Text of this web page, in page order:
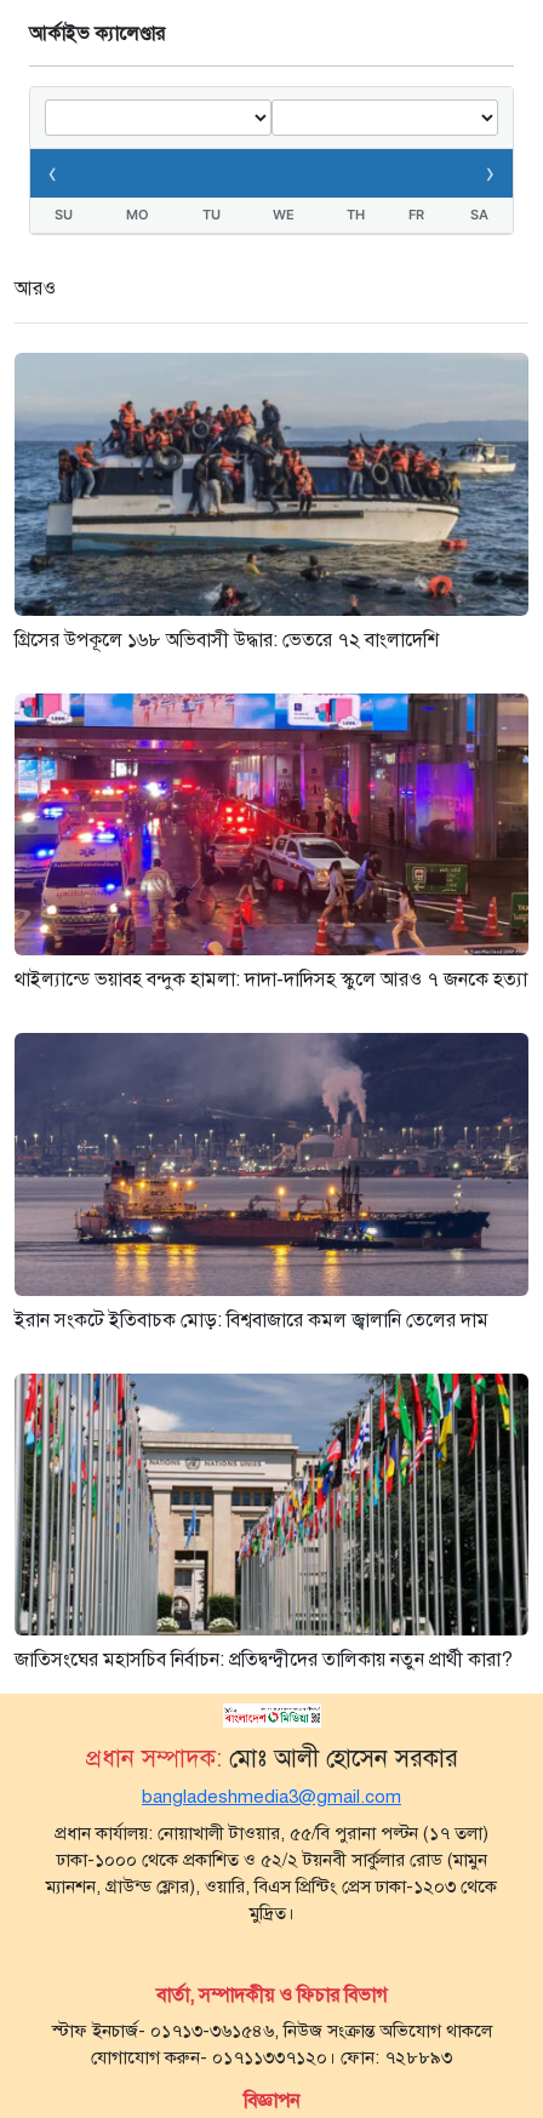
আর্কাইভ ক্যালেণ্ডার
‹ ›
SU MO TU WE TH FR SA
আরও
গ্রিসের উপকূলে ১৬৮ অভিবাসী উদ্ধার: ভেতরে ৭২ বাংলাদেশি
থাইল্যান্ডে ভয়াবহ বন্দুক হামলা: দাদা-দাদিসহ স্কুলে আরও ৭ জনকে হত্যা
ইরান সংকটে ইতিবাচক মোড়: বিশ্ববাজারে কমল জ্বালানি তেলের দাম
জাতিসংঘের মহাসচিব নির্বাচন: প্রতিদ্বন্দ্বীদের তালিকায় নতুন প্রার্থী কারা?
প্রধান সম্পাদক: মোঃ আলী হোসেন সরকার
bangladeshmedia3@gmail.com
প্রধান কার্যালয়: নোয়াখালী টাওয়ার, ৫৫/বি পুরানা পল্টন (১৭ তলা)
ঢাকা-১০০০ থেকে প্রকাশিত ও ৫২/২ টয়নবী সার্কুলার রোড (মামুন
ম্যানশন, গ্রাউন্ড ফ্লোর), ওয়ারি, বিএস প্রিন্টিং প্রেস ঢাকা-১২০৩ থেকে
মুদ্রিত।
বার্তা, সম্পাদকীয় ও ফিচার বিভাগ
স্টাফ ইনচার্জ- ০১৭১৩-৩৬১৫৪৬, নিউজ সংক্রান্ত অভিযোগ থাকলে
যোগাযোগ করুন- ০১৭১১৩৩৭১২০। ফোন: ৭২৮৮৯৩
বিজ্ঞাপন